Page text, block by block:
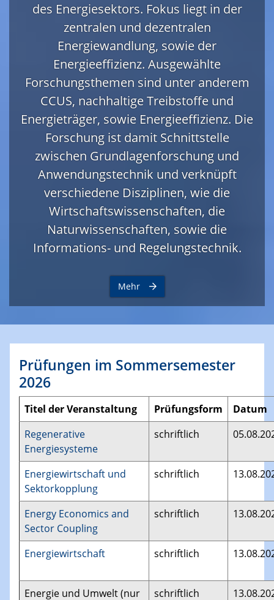
des Energiesektors. Fokus liegt in der
zentralen und dezentralen
Energiewandlung, sowie der
Energieeffizienz. Ausgewählte
Forschungsthemen sind unter anderem
CCUS, nachhaltige Treibstoffe und
Energieträger, sowie Energieeffizienz. Die
Forschung ist damit Schnittstelle
zwischen Grundlagenforschung und
Anwendungstechnik und verknüpft
verschiedene Disziplinen, wie die
Wirtschaftswissenschaften, die
Naturwissenschaften, sowie die
Informations- und Regelungstechnik.
Mehr
Prüfungen im Sommersemester
2026
Titel der Veranstaltung Prüfungsform
Datum
Regenerative
Energiesysteme
schriftlich
Energiewirtschaft und
Sektorkopplung
schriftlich
Energy Economics and
Sector Coupling
schriftlich
Energiewirtschaft schriftlich
Energie und Umwelt (nur
schriftlich